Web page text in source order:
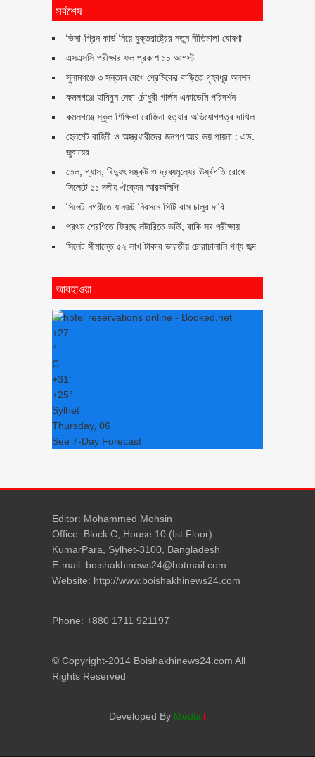
সর্বশেষ
ভিসা-গ্রিন কার্ড নিয়ে যুক্তরাষ্ট্রের নতুন নীতিমালা ঘোষণা
এসএসসি পরীক্ষার ফল প্রকাশ ১০ আগস্ট
সুনামগঞ্জে ৩ সন্তান রেখে প্রেমিকের বাড়িতে গৃহবধূর অনশন
কমলগঞ্জে হাবিবুন নেছা চৌধুরী গার্লস একাডেমি পরিদর্শন
কমলগঞ্জে স্কুল শিক্ষিকা রোজিনা হত্যার অভিযোগপত্র দাখিল
হেলমেট বাহিনী ও অস্ত্রধারীদের জনগণ আর ভয় পায়না : এড.
জুবায়ের
তেল, গ্যাস, বিদ্যুৎ সঙ্কট ও দ্রব্যমূল্যের ঊর্ধ্বগতি রোধে
সিলেটে ১১ দলীয় ঐক্যের স্মারকলিপি
সিলেট নগরীতে যানজট নিরসনে সিটি বাস চালুর দাবি
প্রথম শ্রেণিতে ফিরছে লটারিতে ভর্তি, বাকি সব পরীক্ষায়
সিলেট সীমান্তে ৫২ লাখ টাকার ভারতীয় চোরাচালানি পণ্য জব্দ
আবহাওয়া
+27
°
C
+31°
+25°
Sylhet
Thursday, 06
See 7-Day Forecast
Editor: Mohammed Mohsin
Office: Block C, House 10 (Ist Floor)
KumarPara, Sylhet-3100, Bangladesh
E-mail: boishakhinews24@hotmail.com
Website: http://www.boishakhinews24.com
Phone: +880 1711 921197
© Copyright-2014 Boishakhinews24.com All
Rights Reserved
Developed By Mediait